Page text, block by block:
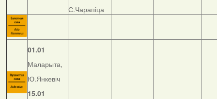
С.Чарапіца
01.01
Маларыта,
Ю.Янкевіч
15.01